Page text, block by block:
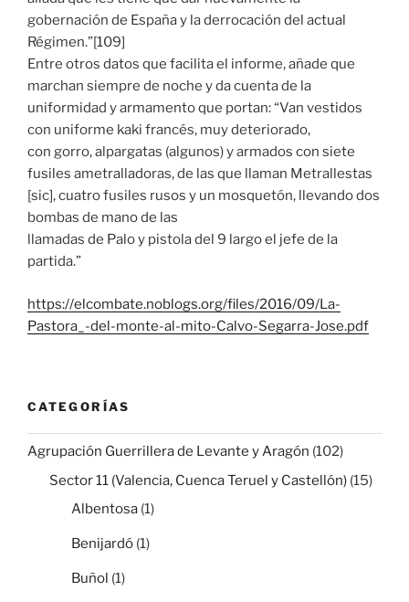
gobernación de España y la derrocación del actual
Régimen.”[109]
Entre otros datos que facilita el informe, añade que
marchan siempre de noche y da cuenta de la
uniformidad y armamento que portan: “Van vestidos
con uniforme kaki francés, muy deteriorado,
con gorro, alpargatas (algunos) y armados con siete
fusiles ametralladoras, de las que llaman Metrallestas
[sic], cuatro fusiles rusos y un mosquetón, llevando dos
bombas de mano de las
llamadas de Palo y pistola del 9 largo el jefe de la
partida.”
https://elcombate.noblogs.org/files/2016/09/La-
Pastora_-del-monte-al-mito-Calvo-Segarra-Jose.pdf
CATEGORÍAS
Agrupación Guerrillera de Levante y Aragón (102)
Sector 11 (Valencia, Cuenca Teruel y Castellón) (15)
Albentosa (1)
Benijardó (1)
Buñol (1)